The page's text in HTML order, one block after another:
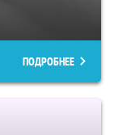
ПОДРОБНЕЕ